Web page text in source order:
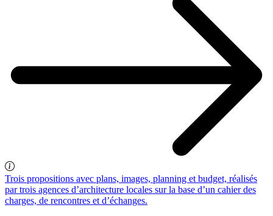
Trois propositions avec plans, images, planning et budget, réalisés
par trois agences d’architecture locales sur la base d’un cahier des
charges, de rencontres et d’échanges.